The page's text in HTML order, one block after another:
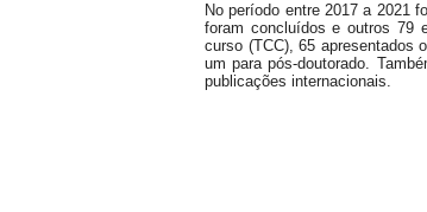
No período entre 2017 a 2021
foram concluídos e outros 79
curso (TCC), 65 apresentados
um para pós-doutorado.
publicações internacionais.